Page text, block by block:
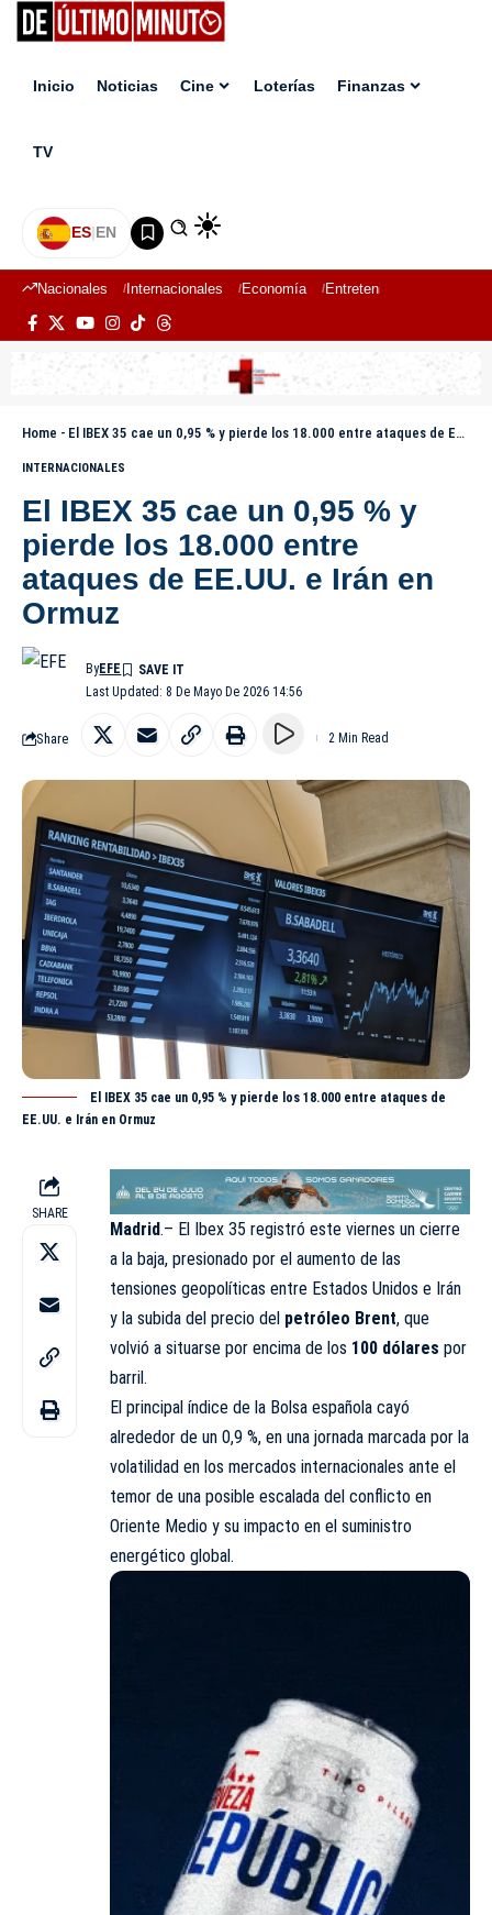
Inicio Noticias Cine Loterías Finanzas
TV
ES|EN
Nacionales Internacionales Economía Entretenimiento
Home - El IBEX 35 cae un 0,95 % y pierde los 18.000 entre ataques de EE.UU. e Irán en Ormuz
INTERNACIONALES
El IBEX 35 cae un 0,95 % y
pierde los 18.000 entre
ataques de EE.UU. e Irán en
Ormuz
Last Updated: 8 De Mayo De 2026 14:56
ByEFE
Share 2 Min Read
El IBEX 35 cae un 0,95 % y pierde los 18.000 entre ataques de
EE.UU. e Irán en Ormuz
SHARE
Madrid.– El Ibex 35 registró este viernes un cierre
a la baja, presionado por el aumento de las
tensiones geopolíticas entre Estados Unidos e Irán
y la subida del precio del petróleo Brent, que
volvió a situarse por encima de los 100 dólares por
barril.
El principal índice de la Bolsa española cayó
alrededor de un 0,9 %, en una jornada marcada por la
volatilidad en los mercados internacionales ante el
temor de una posible escalada del conflicto en
Oriente Medio y su impacto en el suministro
energético global.